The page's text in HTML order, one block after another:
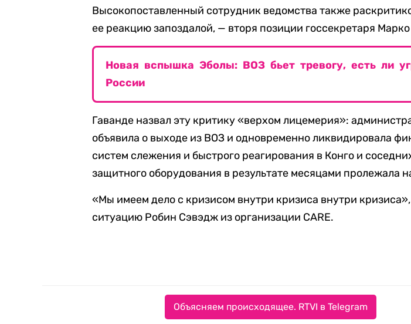
Высокопоставленный сотрудник ведомства также
ее реакцию запоздалой, — вторя позиции госсекретаря
Новая вспышка Эболы: ВОЗ бьет тревогу, есть ли
России
Гаванде назвал эту критику «верхом лицемерия»:
объявила о выходе из ВОЗ и одновременно ликвидировала
систем слежения и быстрого реагирования в Конго и
защитного оборудования в результате месяцами пролежала
«Мы имеем дело с кризисом внутри кризиса внутри
ситуацию Робин Сэвэдж из организации CARE.
Объясняем происходящее. RTVI в Telegram